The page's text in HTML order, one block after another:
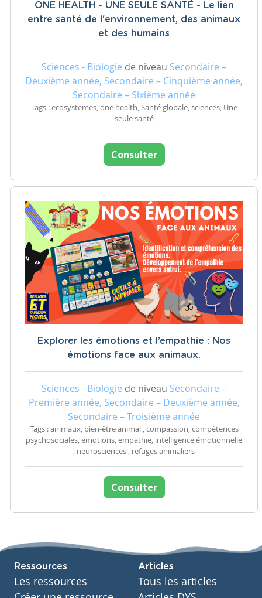
ONE HEALTH - UNE SEULE SANTÉ - Le lien
entre santé de l'environnement, des animaux
et des humains
Sciences - Biologie de niveau Secondaire –
Deuxième année, Secondaire – Cinquième année,
Secondaire – Sixième année
Tags : ecosystemes, one health, Santé globale, sciences, Une
seule santé
Consulter
Explorer les émotions et l’empathie : Nos
émotions face aux animaux.
Sciences - Biologie de niveau Secondaire –
Première année, Secondaire – Deuxième année,
Secondaire – Troisième année
Tags : animaux, bien-être animal , compassion, compétences
psychosociales, émotions, empathie, intelligence émotionnelle
, neurosciences , refuges animaliers
Consulter
Ressources
Les ressources
Articles
Tous les articles